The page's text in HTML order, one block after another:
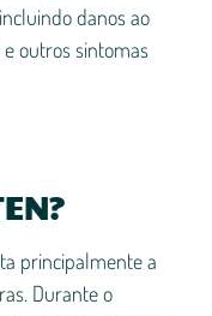
danos ao
outros sintomas
principalmente a
Durante o